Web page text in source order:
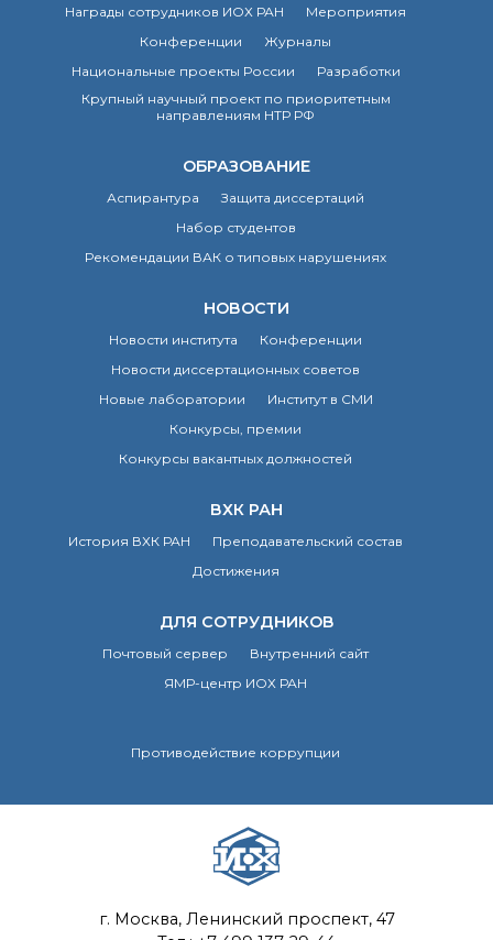
Награды сотрудников ИОХ РАН
Мероприятия
Конференции
Журналы
Национальные проекты России
Разработки
Крупный научный проект по приоритетным
направлениям НТР РФ
ОБРАЗОВАНИЕ
Аспирантура
Защита диссертаций
Набор студентов
Рекомендации ВАК о типовых нарушениях
НОВОСТИ
Новости института
Конференции
Новости диссертационных советов
Новые лаборатории
Институт в СМИ
Конкурсы, премии
Конкурсы вакантных должностей
ВХК РАН
История ВХК РАН
Преподавательский состав
Достижения
ДЛЯ СОТРУДНИКОВ
Почтовый сервер
Внутренний сайт
ЯМР-центр ИОХ РАН
Противодействие коррупции
г. Москва, Ленинский проспект, 47